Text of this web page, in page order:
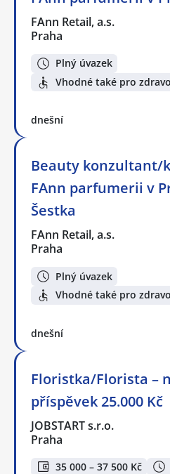
FAnn Retail, a.s.
Praha
Plný úvazek
Vhodné také pro
dnešní
Beauty konzultant/
FAnn parfumerii v
Šestka
FAnn Retail, a.s.
Praha
Plný úvazek
Vhodné také pro
dnešní
Floristka/Florista –
příspěvek 25.000 Kč
JOBSTART s.r.o.
Praha
35 000 – 37 500 Kč